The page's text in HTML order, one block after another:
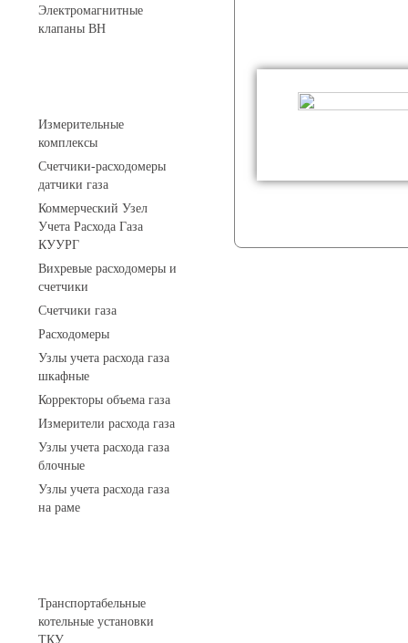
Электромагнитные
клапаны ВН
Измерительные
комплексы
Счетчики-расходомеры
датчики газа
Коммерческий Узел
Учета Расхода Газа
КУУРГ
Вихревые расходомеры и
счетчики
Счетчики газа
Расходомеры
Узлы учета расхода газа
шкафные
Корректоры объема газа
Измерители расхода газа
Узлы учета расхода газа
блочные
Узлы учета расхода газа
на раме
Транспортабельные
котельные установки
ТКУ